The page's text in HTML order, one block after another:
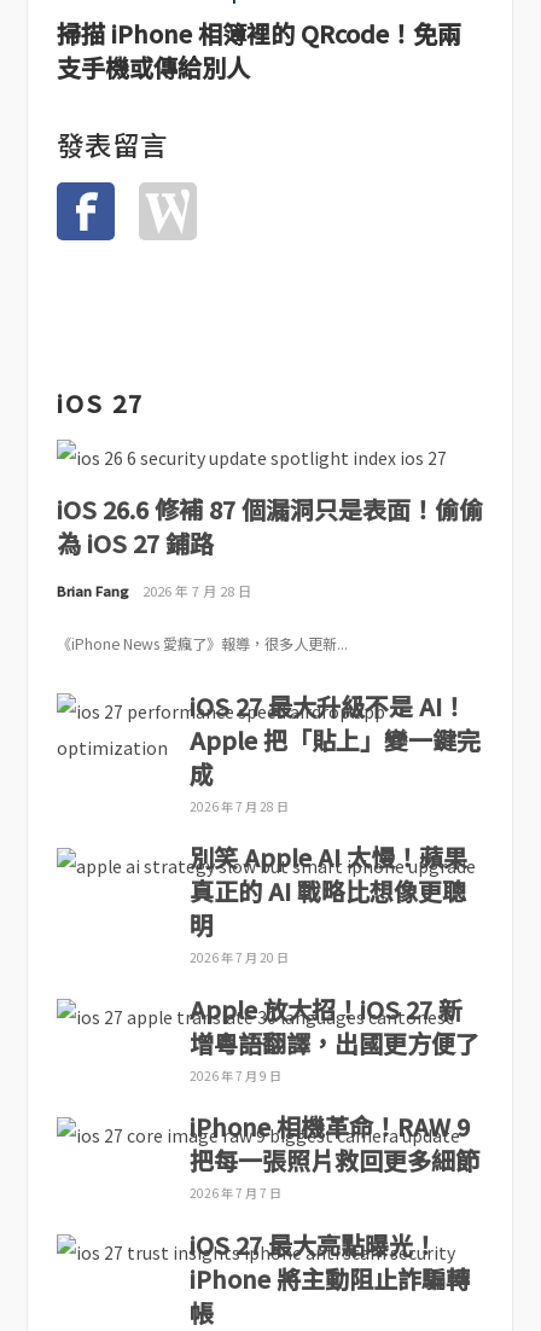
掃描 iPhone 相簿裡的 QRcode！免兩
支手機或傳給別人
發表留言
iOS 27
iOS 26.6 修補 87 個漏洞只是表面！偷偷
為 iOS 27 鋪路
Brian Fang 2026 年 7 月 28 日
《iPhone News 愛瘋了》報導，很多人更新...
iOS 27 最大升級不是 AI！
Apple 把「貼上」變一鍵完
成
2026 年 7 月 28 日
別笑 Apple AI 太慢！蘋果
真正的 AI 戰略比想像更聰
明
2026 年 7 月 20 日
Apple 放大招！iOS 27 新
增粵語翻譯，出國更方便了
2026 年 7 月 9 日
iPhone 相機革命！RAW 9
把每一張照片救回更多細節
2026 年 7 月 7 日
iOS 27 最大亮點曝光！
iPhone 將主動阻止詐騙轉
帳